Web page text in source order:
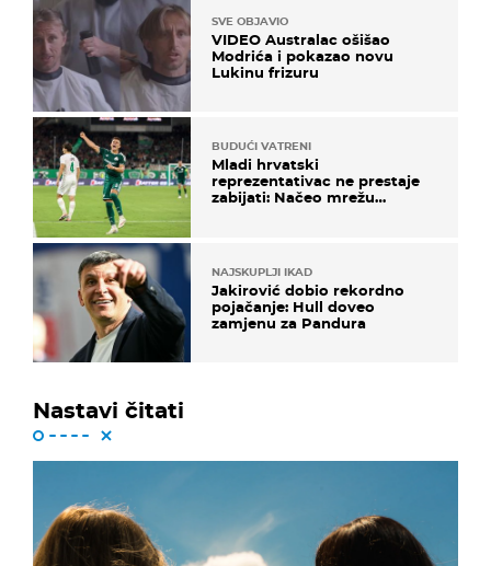
SVE OBJAVIO
VIDEO Australac ošišao
Modrića i pokazao novu
Lukinu frizuru
BUDUĆI VATRENI
Mladi hrvatski
reprezentativac ne prestaje
zabijati: Načeo mrežu
NAJSKUPLJI IKAD
Jakirović dobio rekordno
pojačanje: Hull doveo
zamjenu za Pandura
Nastavi čitati